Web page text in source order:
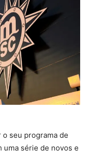
seu programa de
uma série de novos e